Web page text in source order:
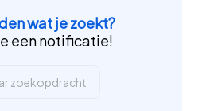
wat je zoekt?
een notificatie!
zoekopdracht